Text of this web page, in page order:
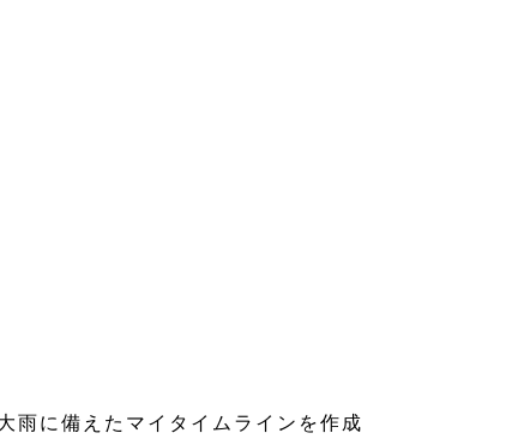
雨に備えたマイタイムラインを作成